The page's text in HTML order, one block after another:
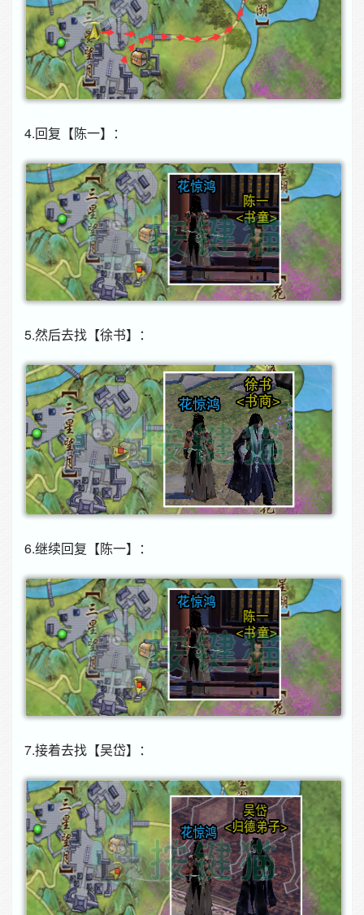
4.回复【陈一】：
5.然后去找【徐书】：
6.继续回复【陈一】：
7.接着去找【吴岱】：